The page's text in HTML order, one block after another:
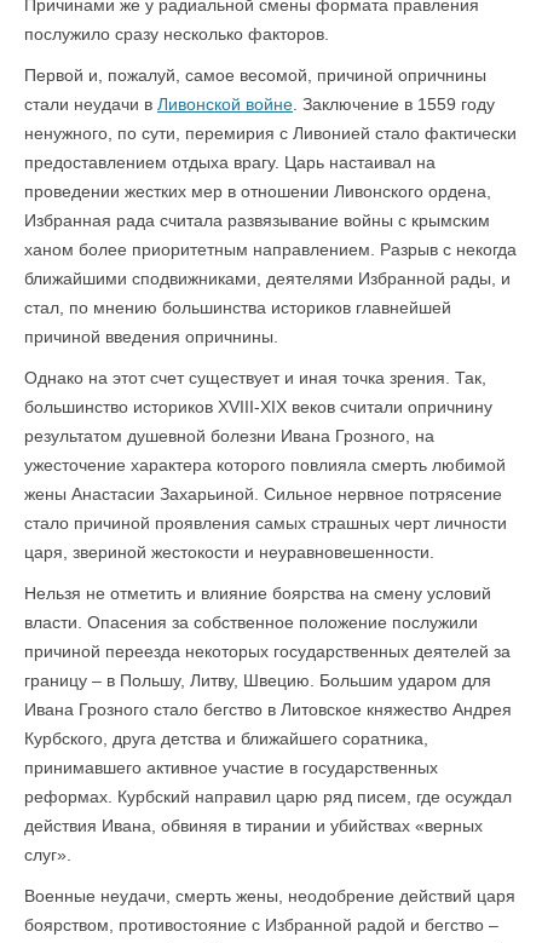
Причинами же у радиальной смены формата правления
послужило сразу несколько факторов.
Первой и, пожалуй, самое весомой, причиной опричнины
стали неудачи в Ливонской войне . Заключение в 1559 году
ненужного, по сути, перемирия с Ливонией стало фактически
предоставлением отдыха врагу. Царь настаивал на
проведении жестких мер в отношении Ливонского ордена,
Избранная рада считала развязывание войны с крымским
ханом более приоритетным направлением. Разрыв с некогда
ближайшими сподвижниками, деятелями Избранной рады, и
стал, по мнению большинства историков главнейшей
причиной введения опричнины.
Однако на этот счет существует и иная точка зрения. Так,
большинство историков XVIII-XIX веков считали опричнину
результатом душевной болезни Ивана Грозного, на
ужесточение характера которого повлияла смерть любимой
жены Анастасии Захарьиной. Сильное нервное потрясение
стало причиной проявления самых страшных черт личности
царя, звериной жестокости и неуравновешенности.
Нельзя не отметить и влияние боярства на смену условий
власти. Опасения за собственное положение послужили
причиной переезда некоторых государственных деятелей за
границу – в Польшу, Литву, Швецию. Большим ударом для
Ивана Грозного стало бегство в Литовское княжество Андрея
Курбского, друга детства и ближайшего соратника,
принимавшего активное участие в государственных
реформах. Курбский направил царю ряд писем, где осуждал
действия Ивана, обвиняя в тирании и убийствах «верных
слуг».
Военные неудачи, смерть жены, неодобрение действий царя
боярством, противостояние с Избранной радой и бегство –